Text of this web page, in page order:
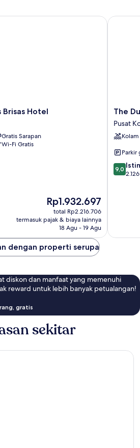
Brisas Hotel
Gratis Sarapan
Wi-Fi Gratis
Harga
sekarang
Rp1.932.697
Rp1.932.697
total Rp2.216.706
termasuk pajak & biaya lainnya
18 Agu - 19 Agu
Hotel
The
Dunes
Hotel
Pusat
Palm
Springs
The
Pusat
Parkir
9.0
dari
9,0
The
dengan properti serupa
diskon dan manfaat yang memenuhi
reward untuk lebih banyak petualangan!
gratis
sekitar